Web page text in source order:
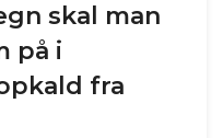
skal man
på i
fra